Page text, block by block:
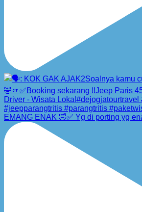
EMANG ENAK 🤣✅ Yg di porting yg